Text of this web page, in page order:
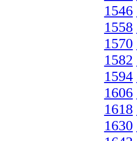
1546
1558
1570
1582
1594
1606
1618
1630